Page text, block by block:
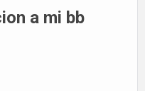
a mi bb